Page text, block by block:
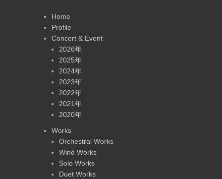
Home
Profile
Concert & Event
2026年
2025年
2024年
2023年
2022年
2021年
2020年
Works
Orchestral Works
Wind Works
Solo Works
Duet Works